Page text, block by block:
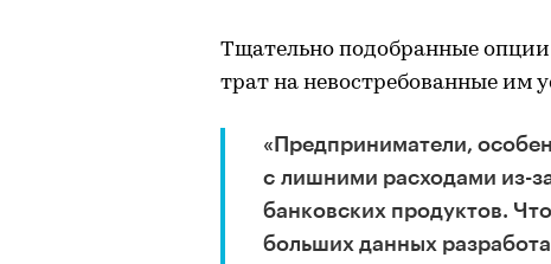
Тщательно подобранные
трат на невостребованные им
«Предприниматели,
с лишними расходами из-
банковских продуктов.
больших данных